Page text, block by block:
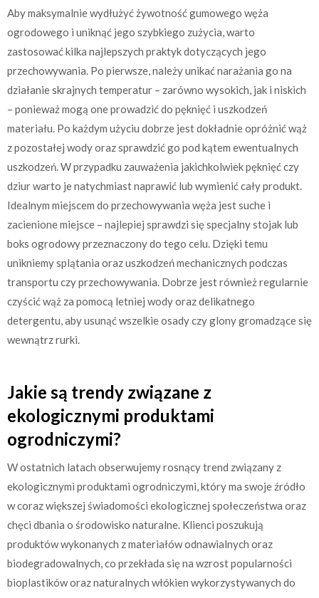
Aby maksymalnie wydłużyć żywotność gumowego węża
ogrodowego i uniknąć jego szybkiego zużycia, warto
zastosować kilka najlepszych praktyk dotyczących jego
przechowywania. Po pierwsze, należy unikać narażania go na
działanie skrajnych temperatur – zarówno wysokich, jak i niskich
– ponieważ mogą one prowadzić do pęknięć i uszkodzeń
materiału. Po każdym użyciu dobrze jest dokładnie opróżnić wąż
z pozostałej wody oraz sprawdzić go pod kątem ewentualnych
uszkodzeń. W przypadku zauważenia jakichkolwiek pęknięć czy
dziur warto je natychmiast naprawić lub wymienić cały produkt.
Idealnym miejscem do przechowywania węża jest suche i
zacienione miejsce – najlepiej sprawdzi się specjalny stojak lub
boks ogrodowy przeznaczony do tego celu. Dzięki temu
unikniemy splątania oraz uszkodzeń mechanicznych podczas
transportu czy przechowywania. Dobrze jest również regularnie
czyścić wąż za pomocą letniej wody oraz delikatnego
detergentu, aby usunąć wszelkie osady czy glony gromadzące się
wewnątrz rurki.
Jakie są trendy związane z
ekologicznymi produktami
ogrodniczymi?
W ostatnich latach obserwujemy rosnący trend związany z
ekologicznymi produktami ogrodniczymi, który ma swoje źródło
w coraz większej świadomości ekologicznej społeczeństwa oraz
chęci dbania o środowisko naturalne. Klienci poszukują
produktów wykonanych z materiałów odnawialnych oraz
biodegradowalnych, co przekłada się na wzrost popularności
bioplastików oraz naturalnych włókien wykorzystywanych do